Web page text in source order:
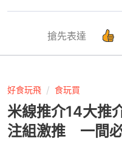
搶先表達
好食玩飛 食玩買
米線推介14大推
注組激推 一間